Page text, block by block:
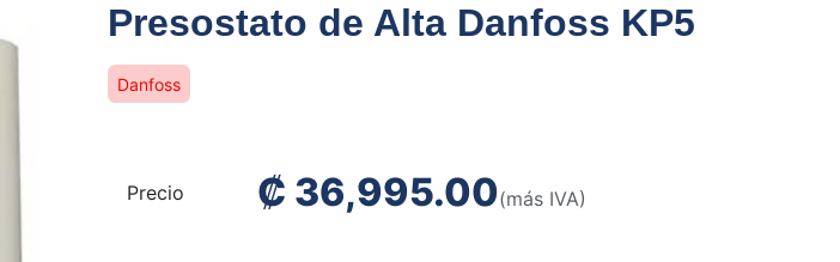
Presostato de Alta Danfoss KP5
Danfoss
Precio ₡ 36,995.00(más IVA)